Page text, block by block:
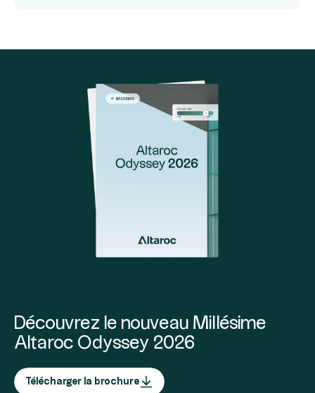
Découvrez le nouveau Millésime
Altaroc Odyssey 2026
Télécharger la brochure